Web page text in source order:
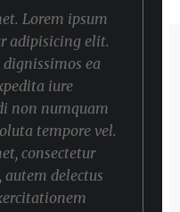
Lorem ipsum
adipisicing elit.
ea
iure
non numquam
tempore vel.
consectetur
delectus